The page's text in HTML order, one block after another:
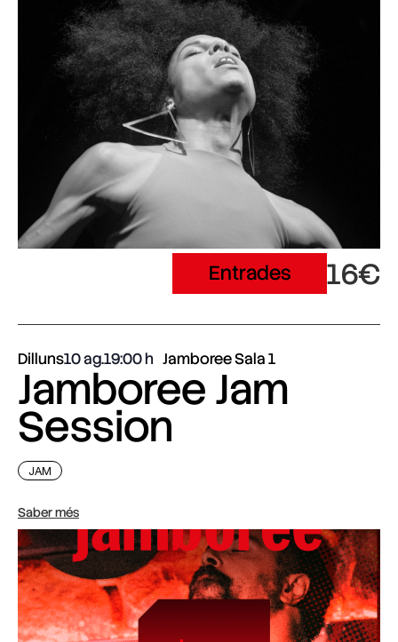
Entrades 16€
Dilluns10 ag.19:00 Jamboree Sala 1
Jamboree Jam
Session
JAM
Saber més